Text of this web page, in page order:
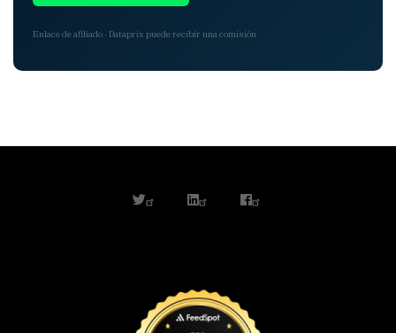
Enlace de afiliado · Dataprix puede recibir una comisión
twitterlinkedinfacebook